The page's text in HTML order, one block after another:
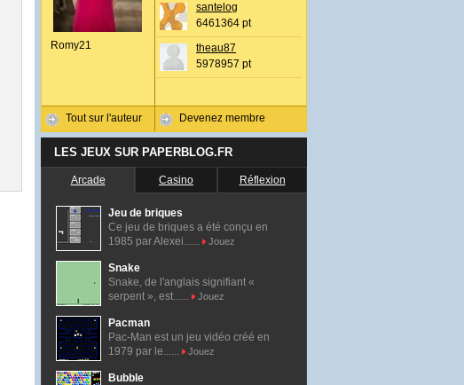
Romy21
Tout sur l'auteur
santelog
6461364 pt
theau87
5978957 pt
Devenez membre
LES JEUX SUR PAPERBLOG.FR
Arcade Casino Réflexion
Jeu de briques
Ce jeu de briques a été conçu en
1985 par Alexei......
Jouez
Snake
Snake, de l'anglais signifiant «
serpent », est......
Jouez
Pacman
Pac-Man est un jeu vidéo créé en
1979 par le......
Jouez
Bubble